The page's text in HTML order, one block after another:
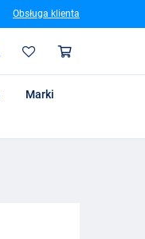
Obsługa klienta
Profil
Marki